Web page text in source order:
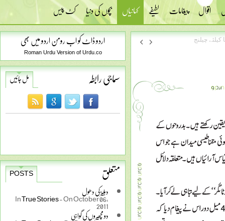
اقوال پیغامات لطیفے کہانیاں بچوں کی دنیا کٹ پیس
اردو ڈاٹ کو اب رومن اردو میں بھی
Roman Urdu Version of Urdu.co
سماجی رابطہ مل جائیں
متعلق
POSTS
دہلیز کی دھول
InTrue Stories-On October 06,
2011
دو مچھیروں کی گواہی
چیلنج